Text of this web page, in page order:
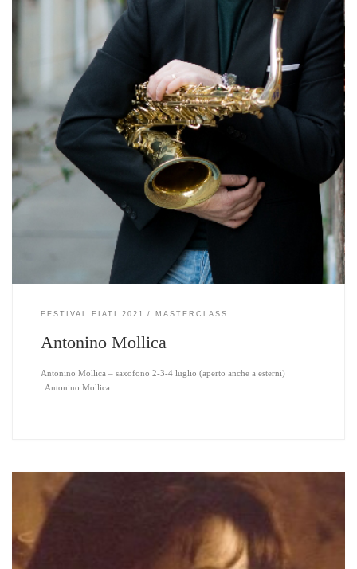
FESTIVAL FIATI 2021 MASTERCLASS
Antonino Mollica
Antonino Mollica – saxofono 2-3-4 luglio (aperto anche a esterni)
Antonino Mollica